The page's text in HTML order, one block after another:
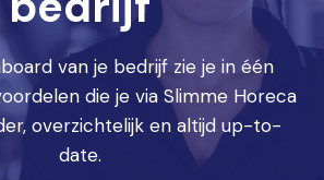
van je bedrijf zie je in één
die je via Slimme Horeca
overzichtelijk en altijd up-to-
date.